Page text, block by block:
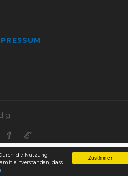
Zustimmen
die Nutzung
einverstanden, dass